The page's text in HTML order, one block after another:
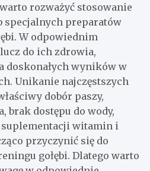
rozważyć stosowanie
specjalnych preparatów
W odpowiednim
do ich zdrowia,
doskonałych wyników w
Unikanie najczęstszych
dobór paszy,
brak dostępu do wody,
suplementacji witamin i
przyczynić się do
gołębi. Dlatego warto